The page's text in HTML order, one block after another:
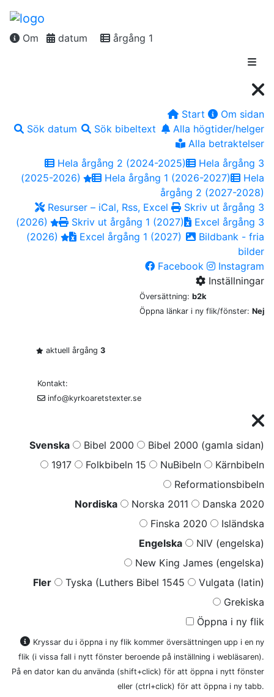
Om datum årgång 1
Start
Om sidan
Sök datum
Sök bibeltext
Alla högtider/helger
Alla betraktelser
Hela årgång 2 (2024-2025)
Hela årgång 3
(2025-2026)
Hela årgång 1 (2026-2027)
Hela
årgång 2 (2027-2028)
Resurser – iCal, Rss, Excel
Skriv ut årgång 3
(2026)
Skriv ut årgång 1 (2027)
Excel årgång 3
(2026)
Excel årgång 1 (2027)
Bildbank - fria
bilder
Facebook
Instagram
Inställningar
Översättning: b2k
Öppna länkar i ny flik/fönster: Nej
aktuell årgång 3
Kontakt:
info@kyrkoaretstexter.se
Svenska Bibel 2000
Bibel 2000 (gamla sidan)
1917
Folkbibeln 15 NuBibeln
Kärnbibeln
Reformationsbibeln
Nordiska
Norska 2011
Danska 2020
Finska 2020
Isländska
Engelska
NIV (engelska)
New King James (engelska)
Fler
Tyska (Luthers Bibel 1545
Vulgata (latin)
Grekiska
Öppna i ny flik
Kryssar du i öppna i ny flik kommer översättningen upp i en ny
flik (i vissa fall i nytt fönster beroende på inställning i webläsaren).
På en dator kan du använda (shift+click) för att öppna i nytt fönster
eller (ctrl+click) för att öppna i ny tabb.